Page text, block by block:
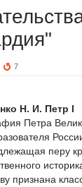
7
Н. И. Петр I
Петра
перу
признана